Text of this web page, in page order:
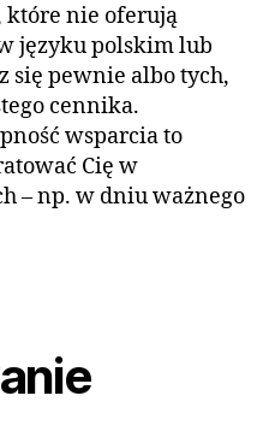
które nie oferują
języku polskim lub
się pewnie albo tych,
cennika.
wsparcia to
Cię w
– np. w dniu ważnego